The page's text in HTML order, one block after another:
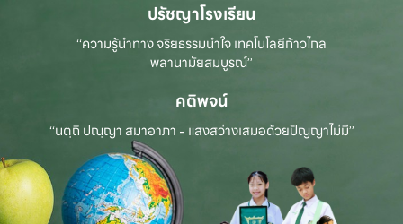
ปรัชญาโรงเรียน
“ความรู้นำทาง จริยธรรมนำใจ เทคโนโลยีก้าวไกล
พลานามัยสมบูรณ์”
คติพจน์
“นตฺถิ ปณฺญา สมาอาภา - แสงสว่างเสมอด้วยปัญญาไม่มี”